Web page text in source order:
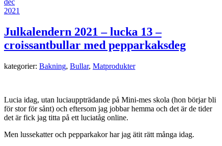
2021
Julkalendern 2021 – lucka 13 –
croissantbullar med pepparkaksdeg
kategorier: Bakning, Bullar, Matprodukter
Lucia idag, utan luciauppträdande på Mini-mes skola (hon börjar bli
för stor för sånt) och eftersom jag jobbar hemma och det är de tider
det är fick jag titta på ett luciatåg online.
Men lussekatter och pepparkakor har jag ätit rätt många idag.